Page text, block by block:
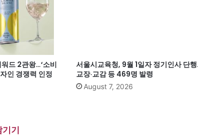
드 2관왕…‘소비
인 경쟁력 인정
서울시교육청, 9월 1일자 정기인사 단
교장·교감 등 469명 발령
August 7, 2026
기기